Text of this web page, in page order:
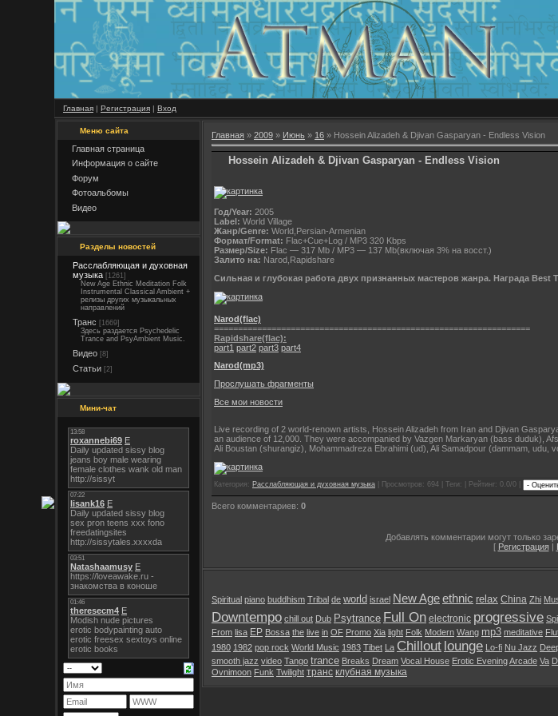
Главная | Регистрация | Вход
Меню сайта
Главная страница
Информация о сайте
Форум
Фотоальбомы
Видео
Разделы новостей
Расслабляющая и духовная
музыка [1261]
New Age Ethnic Meditation Folk
Instrumental Classical Ambient +
релизы других музыкальных
направлений
Транс [1669]
Здесь раздается Psychedelic
Trance and PsyAmbient Music.
Видео [8]
Статьи [2]
Мини-чат
Главная » 2009 » Июнь » 16 » Hossein Alizadeh & Djivan Gasparyan - Endless Vision
Hossein Alizadeh & Djivan Gasparyan - Endless Vision
Год/Year: 2005
Label: World Village
Жанр/Genre: World,Persian-Armenian
Формат/Format: Flac+Cue+Log / MP3 320 Kbps
Размер/Size: Flac — 317 Mb / MP3 — 137 Mb(включая 3% на восст.)
Залито на: Narod,Rapidshare
Сильная и глубокая работа двух признанных мастеров жанра. Награда Best
Narod(flac)
==================================================================
Rapidshare(flac):
part1 part2 part3 part4
Narod(mp3)
Прослушать фрагменты
Все мои новости
Live recording of 2 world-renown artists, Hossein Alizadeh from Iran and Djivan
an audience of 12,000. They were accompanied by Vazgen Markaryan (bass duduk),
Ali Boustan (shurangiz), Mohammadreza Ebrahimi (ud), Ali Samadpour (dammam, udu,
Категория: Расслабляющая и духовная музыка | Просмотров: 694 | Теги: | Рейтинг: 0.0/0 |
Всего комментариев: 0
Добавлять комментарии могут только
[ Регистрация|
Spiritual piano buddhism Tribal de world israel New Ageethnic relax China Zhi
Downtempo chill out Dub Psytrance Full On electronic progressive
From lisa EP Bossa the live in OF Promo Xia light Folk Modern Wang mp3 meditative
1980 1982 pop rock World Music 1983 Tibet La Chillout lounge Lo-fi Nu Jazz
smooth jazz video Tango trance Breaks Dream Vocal House Erotic EveningArcade Va
Ovnimoon Funk Twilight транс клубная музыка